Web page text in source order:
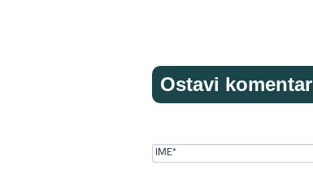
Ostavi komentar